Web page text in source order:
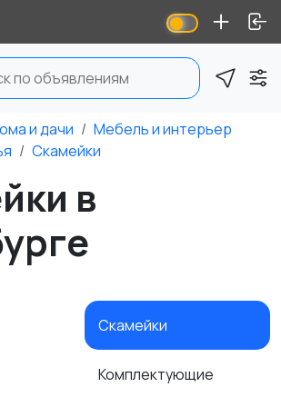
и дачи
Мебель и интерьер
Скамейки
в
Скамейки
Комплектующие